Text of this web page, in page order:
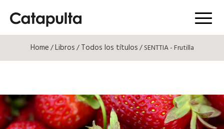
Menú
Home/Libros/Todos los títulos/ SENTTIA - Frutilla